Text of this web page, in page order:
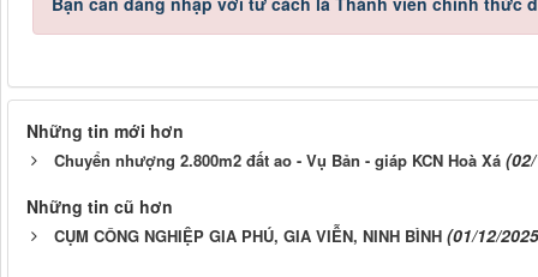
Những tin mới hơn
Chuyển nhượng 2.800m2 đất ao - Vụ Bản - giáp KCN Hoà Xá
Những tin cũ hơn
CỤM CÔNG NGHIỆP GIA PHÚ, GIA VIỄN, NINH BÌNH (01/12/